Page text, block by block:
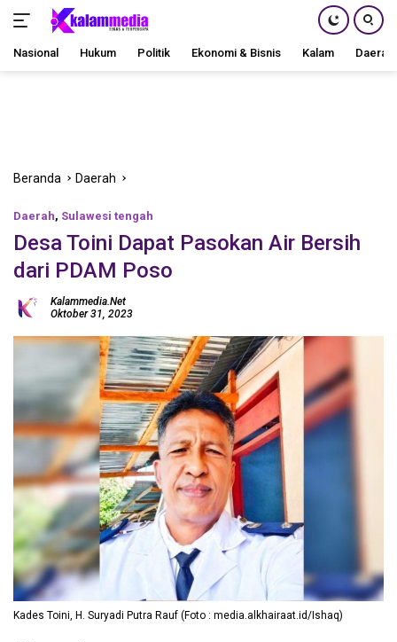
Nasional Hukum Politik Ekonomi & Bisnis Kalam Daerah
Beranda Daerah
Daerah, Sulawesi tengah
Desa Toini Dapat Pasokan Air Bersih
dari PDAM Poso
Kalammedia.net
Oktober 31, 2023
Kades Toini, H. Suryadi Putra Rauf (Foto : media.alkhairaat.id/Ishaq)